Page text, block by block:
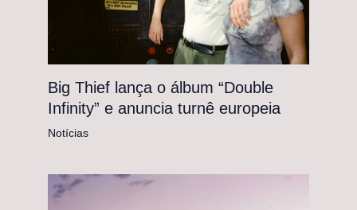
Big Thief lança o álbum “Double
Infinity” e anuncia turnê europeia
Notícias